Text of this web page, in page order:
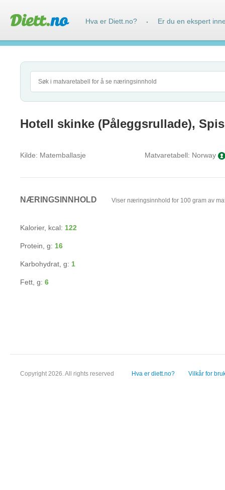
Hotell skinke (Påleggsrullade), Spis
Kilde: Matemballasje Matvaretabell: Norway
NÆRINGSINNHOLD Viser næringsinnhold for 100 gram av
Kalorier, kcal: 122
Protein, g: 16
Karbohydrat, g: 1
Fett, g: 6
Copyright 2026. All rights reserved Hva er diett.no? Vilkår for
Hva er Diett.no? · Er du en ekspert